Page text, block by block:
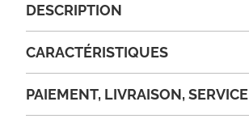
DESCRIPTION
CARACTÉRISTIQUES
PAIEMENT, LIVRAISON, SERVICE